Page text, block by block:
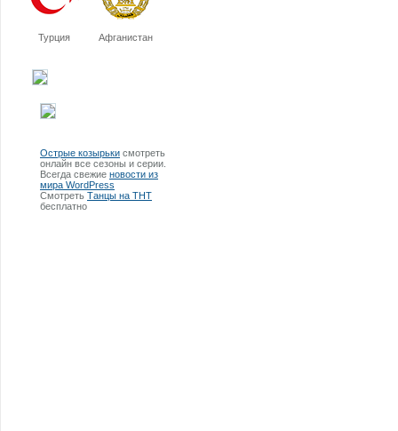
Турция Афганистан
Острые козырьки смотреть
онлайн все сезоны и серии.
Всегда свежие новости из
мира WordPress
Смотреть Танцы на ТНТ
бесплатно